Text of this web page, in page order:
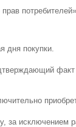
дня покупки.
за исключением